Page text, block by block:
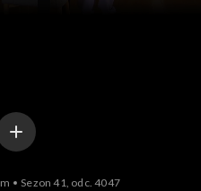
Sezon 41, odc. 4047